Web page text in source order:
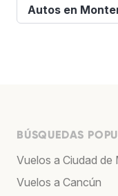
Autos en
BÚSQUEDAS
Vuelos a Ciudad de
Vuelos a Cancún